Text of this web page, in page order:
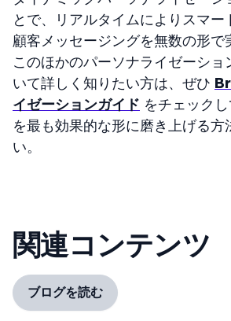
とで、リアルタイムによりスマー
顧客メッセージングを無数の形で
このほかのパーソナライゼーショ
いて詳しく知りたい方は、ぜひ
イゼーションガイド をチェック
を最も効果的な形に磨き上げる方
い。
関連コンテンツ
ブログを読む